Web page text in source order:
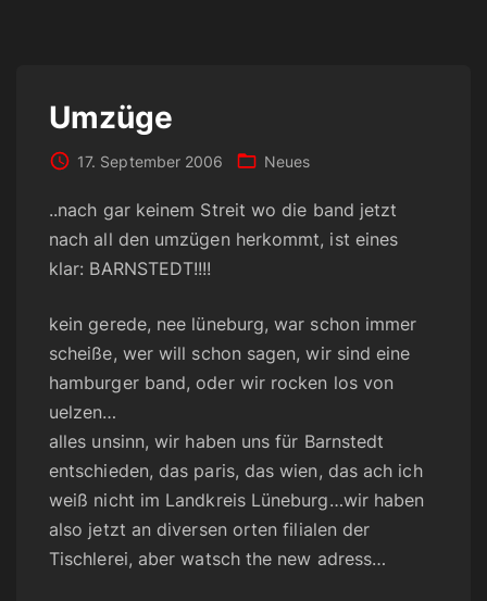
Umzüge
17. September 2006 Neues
..nach gar keinem Streit wo die band jetzt
nach all den umzügen herkommt, ist eines
klar: BARNSTEDT!!!!
kein gerede, nee lüneburg, war schon immer
scheiße, wer will schon sagen, wir sind eine
hamburger band, oder wir rocken los von
uelzen…
alles unsinn, wir haben uns für Barnstedt
entschieden, das paris, das wien, das ach ich
weiß nicht im Landkreis Lüneburg…wir haben
also jetzt an diversen orten filialen der
Tischlerei, aber watsch the new adress…